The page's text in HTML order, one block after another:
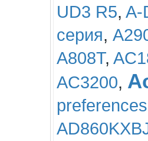
UD3 R5, A-
серия,
A808T,
AC3200,
preferences